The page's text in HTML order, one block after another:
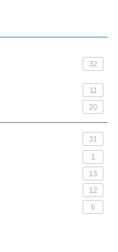
32
11
20
31
1
13
12
6